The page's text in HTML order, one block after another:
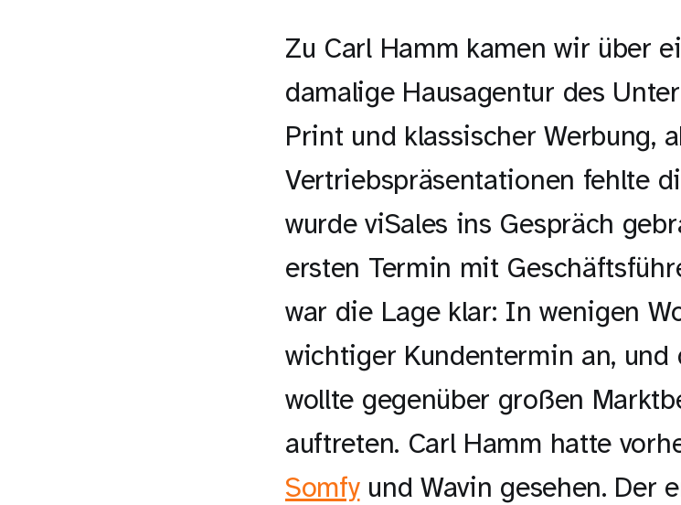
Zu Carl Hamm kamen wir über
damalige Hausagentur des
Print und klassischer Werbung,
Vertriebspräsentationen fehlte
wurde viSales ins Gespräch
ersten Termin mit
war die Lage klar: In wenigen
wichtiger Kundentermin an, und
wollte gegenüber großen
auftreten. Carl Hamm hatte
Somfyund Wavin gesehen. Der